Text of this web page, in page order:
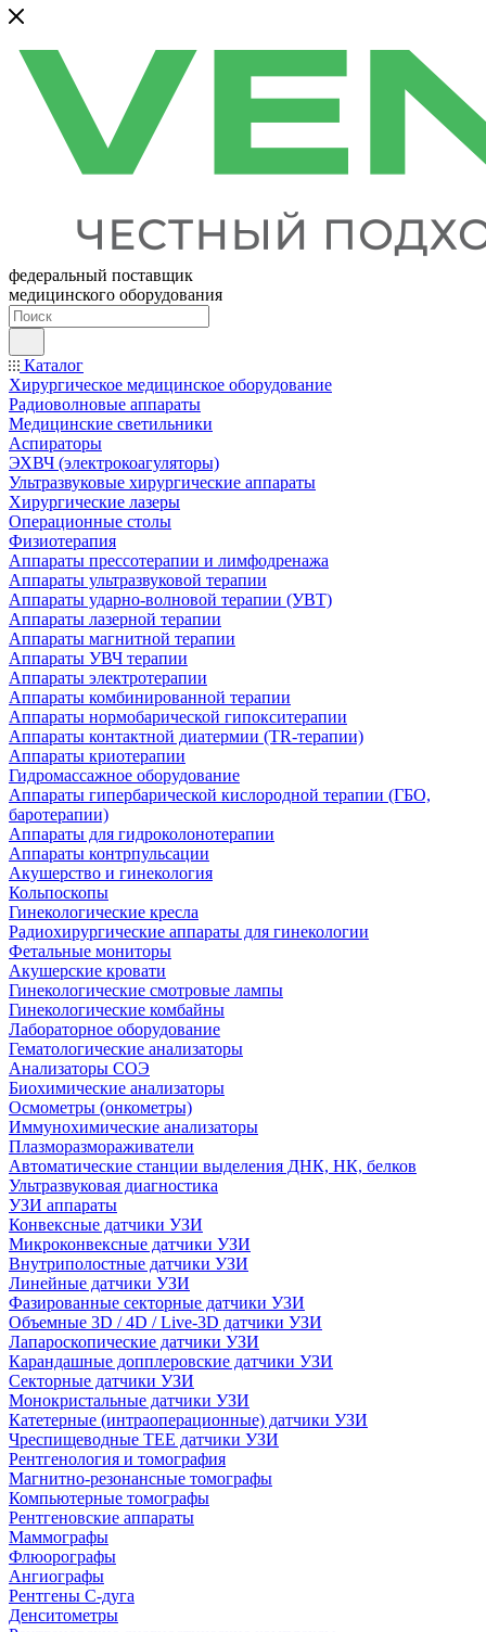
федеральный поставщик
медицинского оборудования
Каталог
Хирургическое медицинское оборудование
Радиоволновые аппараты
Медицинские светильники
Аспираторы
ЭХВЧ (электрокоагуляторы)
Ультразвуковые хирургические аппараты
Хирургические лазеры
Операционные столы
Физиотерапия
Аппараты прессотерапии и лимфодренажа
Аппараты ультразвуковой терапии
Аппараты ударно-волновой терапии (УВТ)
Аппараты лазерной терапии
Аппараты магнитной терапии
Аппараты УВЧ терапии
Аппараты электротерапии
Аппараты комбинированной терапии
Аппараты нормобарической гипокситерапии
Аппараты контактной диатермии (TR-терапии)
Аппараты криотерапии
Гидромассажное оборудование
Аппараты гипербарической кислородной терапии (ГБО,
баротерапии)
Аппараты для гидроколонотерапии
Аппараты контрпульсации
Акушерство и гинекология
Кольпоскопы
Гинекологические кресла
Радиохирургические аппараты для гинекологии
Фетальные мониторы
Акушерские кровати
Гинекологические смотровые лампы
Гинекологические комбайны
Лабораторное оборудование
Гематологические анализаторы
Анализаторы СОЭ
Биохимические анализаторы
Осмометры (онкометры)
Иммунохимические анализаторы
Плазморазмораживатели
Автоматические станции выделения ДНК, НК, белков
Ультразвуковая диагностика
УЗИ аппараты
Конвексные датчики УЗИ
Микроконвексные датчики УЗИ
Внутриполостные датчики УЗИ
Линейные датчики УЗИ
Фазированные секторные датчики УЗИ
Объемные 3D / 4D / Live-3D датчики УЗИ
Лапароскопические датчики УЗИ
Карандашные допплеровские датчики УЗИ
Секторные датчики УЗИ
Монокристальные датчики УЗИ
Катетерные (интраоперационные) датчики УЗИ
Чреспищеводные TEE датчики УЗИ
Рентгенология и томография
Магнитно-резонансные томографы
Компьютерные томографы
Рентгеновские аппараты
Маммографы
Флюорографы
Ангиографы
Рентгены С-дуга
Денситометры